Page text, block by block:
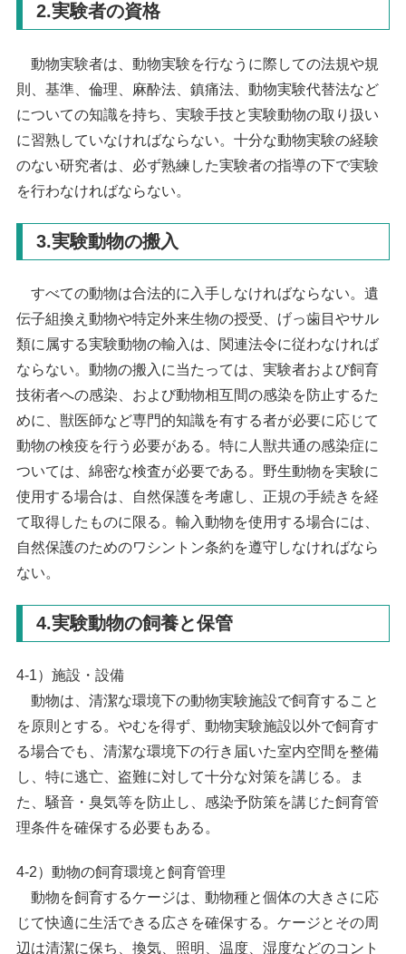
2.実験者の資格
動物実験者は、動物実験を行なうに際しての法規や規
則、基準、倫理、麻酔法、鎮痛法、動物実験代替法など
についての知識を持ち、実験手技と実験動物の取り扱い
に習熟していなければならない。十分な動物実験の経験
のない研究者は、必ず熟練した実験者の指導の下で実験
を行わなければならない。
3.実験動物の搬入
すべての動物は合法的に入手しなければならない。遺
伝子組換え動物や特定外来生物の授受、げっ歯目やサル
類に属する実験動物の輸入は、関連法令に従わなければ
ならない。動物の搬入に当たっては、実験者および飼育
技術者への感染、および動物相互間の感染を防止するた
めに、獣医師など専門的知識を有する者が必要に応じて
動物の検疫を行う必要がある。特に人獣共通の感染症に
ついては、綿密な検査が必要である。野生動物を実験に
使用する場合は、自然保護を考慮し、正規の手続きを経
て取得したものに限る。輸入動物を使用する場合には、
自然保護のためのワシントン条約を遵守しなければなら
ない。
4.実験動物の飼養と保管
4-1）施設・設備
動物は、清潔な環境下の動物実験施設で飼育すること
を原則とする。やむを得ず、動物実験施設以外で飼育す
る場合でも、清潔な環境下の行き届いた室内空間を整備
し、特に逃亡、盗難に対して十分な対策を講じる。ま
た、騒音・臭気等を防止し、感染予防策を講じた飼育管
理条件を確保する必要もある。
4-2）動物の飼育環境と飼育管理
動物を飼育するケージは、動物種と個体の大きさに応
じて快適に生活できる広さを確保する。ケージとその周
辺は清潔に保ち、換気、照明、温度、湿度などのコント